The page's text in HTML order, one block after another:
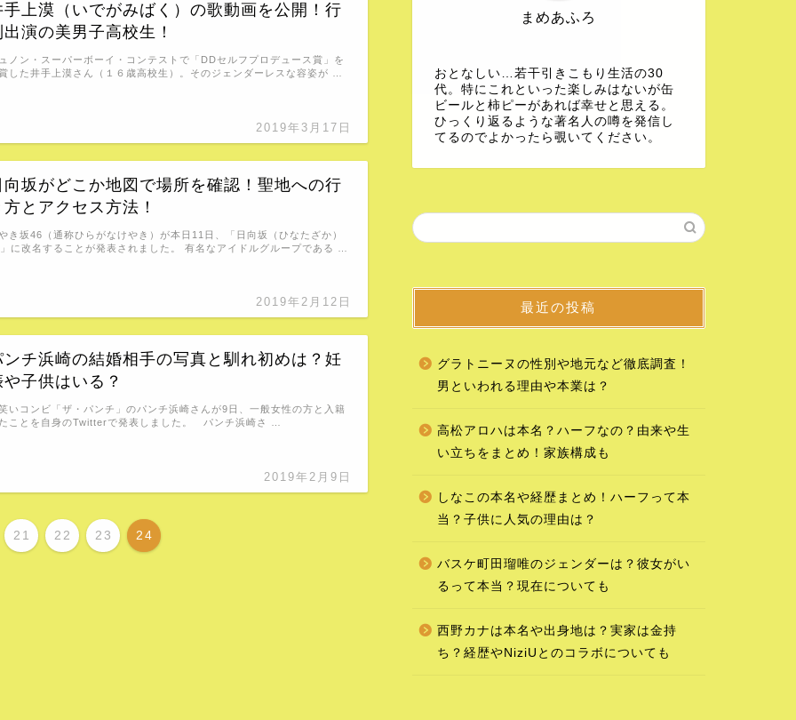
手上漠（いでがみばく）の歌動画を公開！行
出演の美男子高校生！
2019年3月17日
ノン・スーパーボーイ・コンテストで「DDセルフプロデュース賞」を
した井手上漠さん（１６歳高校生）。そのジェンダーレスな容姿が …
向坂がどこか地図で場所を確認！聖地への行
方とアクセス方法！
2019年2月12日
き坂46（通称ひらがなけやき）が本日11日、「日向坂（ひなたざか）
に改名することが発表されました。 有名なアイドルグループである …
ンチ浜崎の結婚相手の写真と馴れ初めは？妊
や子供はいる？
2019年2月9日
いコンビ「ザ・パンチ」のパンチ浜崎さんが9日、一般女性の方と入籍
ことを自身のTwitterで発表しました。 パンチ浜崎さ …
21 22 23 24
まめあふろ
おとなしい…若干引きこもり生活の30
代。特にこれといった楽しみはないが缶
ビールと柿ピーがあれば幸せと思える。
ひっくり返るような著名人の噂を発信し
てるのでよかったら覗いてください。
最近の投稿
グラトニーヌの性別や地元など徹底調査！
男といわれる理由や本業は？
高松アロハは本名？ハーフなの？由来や生
い立ちをまとめ！家族構成も
しなこの本名や経歴まとめ！ハーフって本
当？子供に人気の理由は？
バスケ町田瑠唯のジェンダーは？彼女がい
るって本当？現在についても
西野カナは本名や出身地は？実家は金持
ち？経歴やNiziUとのコラボについても